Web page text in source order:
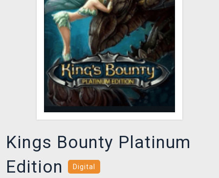
DOPRAVA
XZONE KLUB
TCG & BOARDGAME HUB
VÝKUP HER (BAZAR)
Kings Bounty Platinum
Edition
Digital